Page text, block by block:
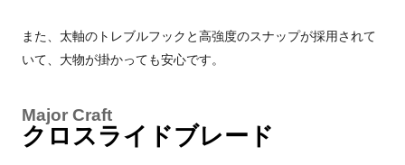
また、太軸のトレブルフックと高強度のスナップが採用されて
いて、大物が掛かっても安心です。
Major Craft
クロスライドブレード